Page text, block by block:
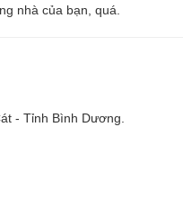
nhà của bạn, quá.
- Tỉnh Bình Dương.